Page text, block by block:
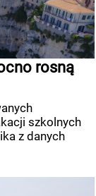
rosną
szkolnych
z danych